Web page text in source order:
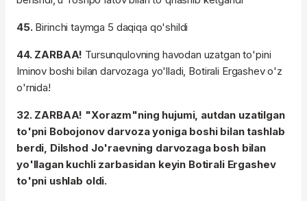
45. Birinchi taymga 5 daqiqa qo'shildi
44. ZARBAA! Tursunqulovning havodan uzatgan to'pini
Iminov boshi bilan darvozaga yo'lladi, Botirali Ergashev o'z
o'rnida!
32. ZARBAA! "Xorazm"ning hujumi, autdan uzatilgan
to'pni Bobojonov darvoza yoniga boshi bilan tashlab
berdi, Dilshod Jo'raevning darvozaga bosh bilan
yo'llagan kuchli zarbasidan keyin Botirali Ergashev
to'pni ushlab oldi.